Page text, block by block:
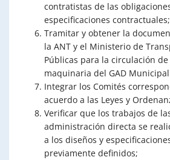
contratistas de las
especificaciones contractuales;
Tramitar y obtener la
la ANT y el Ministerio de
Públicas para la circulación
maquinaria del GAD
Integrar los Comités
acuerdo a las Leyes y
Verificar que los trabajos de
administración directa se
a los diseños y
previamente definidos;